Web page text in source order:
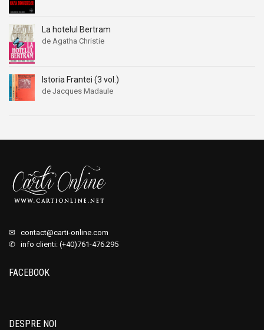
La hotelul Bertram
de Agatha Christie
Istoria Frantei (3 vol.)
de Jacques Madaule
✉ contact@carti-online.com
✆ info clienti: (+40)761-476.295
FACEBOOK
DESPRE NOI